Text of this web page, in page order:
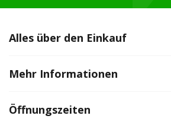
Alles über den Einkauf
Mehr Informationen
Öffnungszeiten